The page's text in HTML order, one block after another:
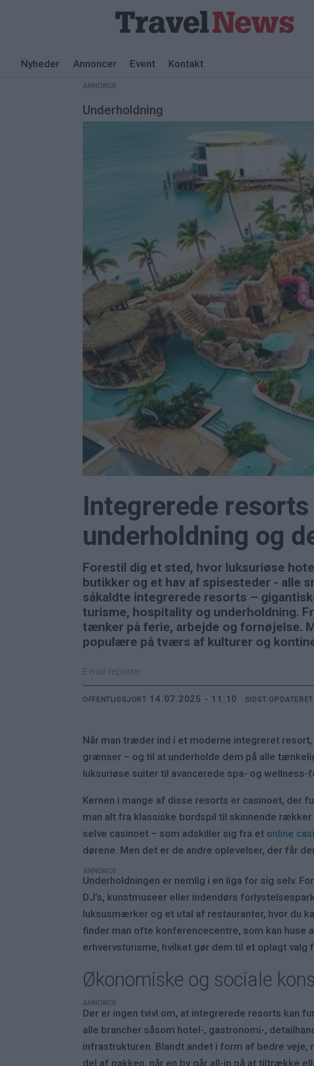
Nyheder Annoncer Event Kontakt
ANNONCE
Underholdning
Integrerede
underholdning og
Forestil dig et sted, hvor luksuriøse
butikker og et hav af spisesteder - alle
såkaldte integrerede resorts –
turisme, hospitality og underholdning.
tænker på ferie, arbejde og fornøjelse.
populære på tværs af kulturer og
E-mail reporter
OFFENTLIGGJORT 14.07.2025 - 11:10 SIDST OPDATERET
Når man træder ind i et moderne integreret
grænser – og til at underholde dem på alle
luksuriøse suiter til avancerede spa- og
Kernen i mange af disse resorts er casinoet, der
man alt fra klassiske bordspil til skinnende
selve casinoet – som adskiller sig fra et online
dørene. Men det er de andre oplevelser, der får
ANNONCE
Underholdningen er nemlig i en liga for sig selv.
DJ’s, kunstmuseer eller indendørs
luksusmærker og et utal af restauranter, hvor du
finder man ofte konferencecentre, som kan
erhvervsturisme, hvilket gør dem til et oplagt
Økonomiske og sociale
ANNONCE
Der er ingen tvivl om, at integrerede resorts kan
alle brancher såsom hotel-, gastronomi-,
infrastrukturen. Blandt andet i form af bedre
del af pakken, når en by går all-in på at tiltrække